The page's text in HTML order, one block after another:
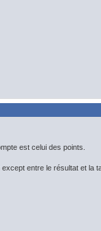
est celui des points.
entre le résultat et la